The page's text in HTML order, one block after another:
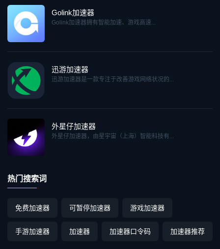
Golink加速器
Golink加速器拥有智能加速、游戏高速...
迅游加速器
迅游加速器是一款专注于改善游戏网络状况的...
外星仔加速器
外星仔加速器，由星宇宙（上海）智能科技有...
热门搜索词
免费加速器 可暂停加速器 游戏加速器
手游加速器 加速器 加速器口令码 加速器推荐